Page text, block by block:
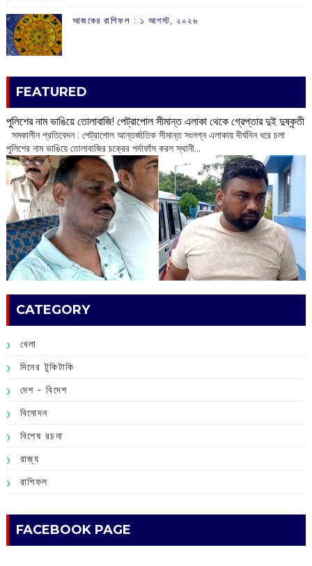
আজকের রাশিফল :‌ ‌‌১ আগস্ট, ২০২৬
FEATURED
পুলিশের নাম ভাঙিয়ে তোলাবাজি! পেট্রাপোল সীমান্ত এলাকা থেকে গ্রেপ্তার দুই দুষ্কৃতী
সমকালীন প্রতিবেদন : পেট্রাপোল আন্তর্জাতিক সীমান্ত সংলগ্ন এলাকায় দীর্ঘদিন ধরে চলা
পুলিশের নাম ভাঙিয়ে তোলাবাজির চক্রের পর্দাফাঁস করল স্থানী...
CATEGORY
খেলা
দিনের টুকিটাকি
দেশ - বিদেশ
বিনোদন
বিশেষ রচনা
রাজ্য
রাশিফল
FACEBOOK PAGE